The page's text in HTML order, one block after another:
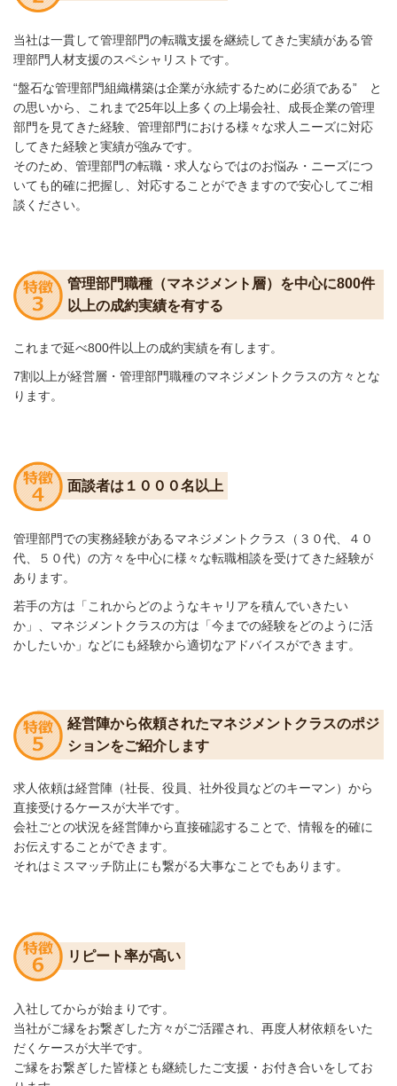
当社は一貫して管理部門の転職支援を継続してきた実績がある管
理部門人材支援のスペシャリストです。
“盤石な管理部門組織構築は企業が永続するために必須である” と
の思いから、これまで25年以上多くの上場会社、 成長企業の管理
部門を見てきた経験、管理部門における様々な求人ニーズに対応
してきた経験と実績が強みです。
そのため、管理部門の転職・求人ならではのお悩み・ニーズにつ
いても的確に把握し、対応することができますので安心してご相
談ください。
管理部門職種（マネジメント層）を中心に800件
以上の成約実績を有する
これまで延べ800件以上の成約実績を有します。
7割以上が経営層・管理部門職種のマネジメントクラスの方々 とな
り ます。
面談者は１０００名以上
管理部門での実務経験があるマネジメントクラス （３０代、
４０
代、
５０代）の方々を中心に様々な転職相談を受けてきた経験が
あります。
若手の方は「これからどのようなキャリアを積んでいきたい
か」、マネジメントクラスの方は「今までの経験をどのように活
かしたいか」などにも経験から適切なアドバイスができます。
経営陣から依頼されたマネジメントクラスのポジ
ションをご紹介します
求人依頼は経営陣（社長、役員、社外役員などのキーマン） から
直接受けるケースが大半です。
会社ごとの状況を経営陣から直接確認することで、情報を的確に
お伝えすることができます。
それはミスマッチ防止にも繋がる大事なことでもあります。
リピート率が高い
入社してからが始まりです。
当社がご縁をお繋ぎした方々がご活躍され、再度人材依頼をいた
だくケースが大半です。
ご縁をお繋ぎした皆様とも継続したご支援・お付き合いをしてお